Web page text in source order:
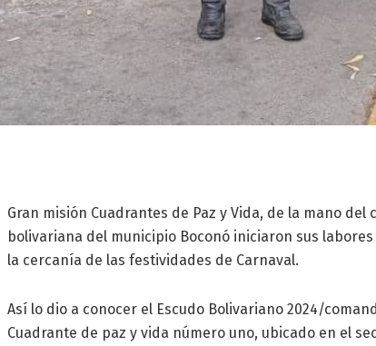
Gran misión Cuadrantes de Paz y Vida, de la mano
bolivariana del municipio Boconó iniciaron sus
la cercanía de las festividades de Carnaval.
Así lo dio a conocer el Escudo Bolivariano 2024/
Cuadrante de paz y vida número uno, ubicado en el